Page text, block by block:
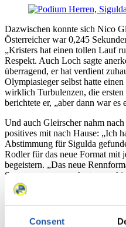
Consent
Dazwischen konnte sich Nico
Österreicher war 0,245
„Kristers hat einen tollen Lauf
Respekt. Auch Loch sagte
überragend, er hat verdient
Olympiasieger selbst hatte
wirklich Turbulenzen, die
berichtete er, „aber dann war es
Und auch Gleirscher nahm
positives mit nach Hause: „Ich
Abstimmung für Sigulda
Rodler für das neue Format mit
begeistern. „Das neue
Samstag war es noch etwas
Rennstimmung auf.“
(0,357) vor Gints Berzins
Gesamtweltcupsieger Max